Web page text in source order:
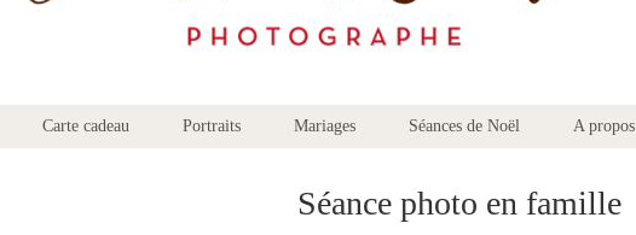
Carte cadeau Portraits Mariages Séances de Noël A propos
Séance photo en famille